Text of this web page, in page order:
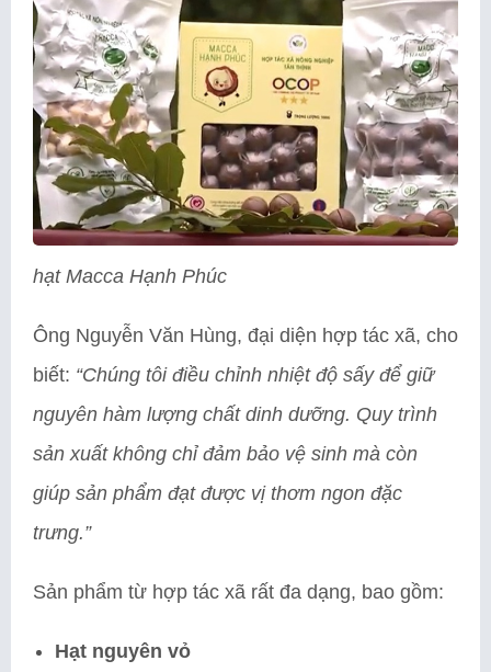
hạt Macca Hạnh Phúc
Ông Nguyễn Văn Hùng, đại diện hợp tác xã, cho
biết: “Chúng tôi điều chỉnh nhiệt độ sấy để giữ
nguyên hàm lượng chất dinh dưỡng. Quy trình
sản xuất không chỉ đảm bảo vệ sinh mà còn
giúp sản phẩm đạt được vị thơm ngon đặc
trưng.”
Sản phẩm từ hợp tác xã rất đa dạng, bao gồm:
Hạt nguyên vỏ